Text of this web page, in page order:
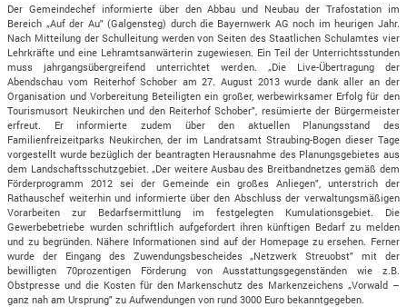
Der Gemeindechef informierte über den Abbau und Neubau der Trafostation im
Bereich „Auf der Au" (Galgensteg) durch die Bayernwerk AG noch im heurigen Jahr.
Nach Mitteilung der Schulleitung werden von Seiten des Staatlichen Schulamtes vier
Lehrkräfte und eine Lehramtsanwärterin zugewiesen. Ein Teil der Unterrichtsstunden
muss jahrgangsübergreifend unterrichtet werden. „Die Live-Übertragung der
Abendschau vom Reiterhof Schober am 27. August 2013 wurde dank aller an der
Organisation und Vorbereitung Beteiligten ein großer, werbewirksamer Erfolg für den
Tourismusort Neukirchen und den Reiterhof Schober", resümierte der Bürgermeister
erfreut. Er informierte zudem über den aktuellen Planungsstand des
Familienfreizeitparks Neukirchen, der im Landratsamt Straubing-Bogen dieser Tage
vorgestellt wurde bezüglich der beantragten Herausnahme des Planungsgebietes aus
dem Landschaftsschutzgebiet. „Der weitere Ausbau des Breitbandnetzes gemäß dem
Förderprogramm 2012 sei der Gemeinde ein großes Anliegen", unterstrich der
Rathauschef weiterhin und informierte über den Abschluss der verwaltungsmäßigen
Vorarbeiten zur Bedarfsermittlung im festgelegten Kumulationsgebiet. Die
Gewerbebetriebe wurden schriftlich aufgefordert ihren künftigen Bedarf zu melden
und zu begründen. Nähere Informationen sind auf der Homepage zu ersehen. Ferner
wurde der Eingang des Zuwendungsbescheides „Netzwerk Streuobst" mit der
bewilligten 70prozentigen Förderung von Ausstattungsgegenständen wie z.B.
Obstpresse und die Kosten für den Markenschutz des Markenzeichens „Vorwald –
ganz nah am Ursprung" zu Aufwendungen von rund 3000 Euro bekanntgegeben.